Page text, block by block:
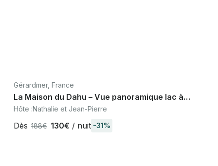
Gérardmer, France
La Maison du Dahu – Vue panoramique lac à
Gérardmer, Vosges
Hôte :Nathalie et Jean-Pierre
Dès 188€ 130€ / nuit -31%